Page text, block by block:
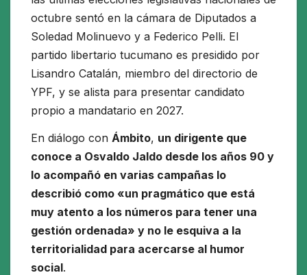
octubre sentó en la cámara de Diputados a
Soledad Molinuevo y a Federico Pelli. El
partido libertario tucumano es presidido por
Lisandro Catalán, miembro del directorio de
YPF, y se alista para presentar candidato
propio a mandatario en 2027.
En diálogo con Ámbito, un dirigente que
conoce a Osvaldo Jaldo desde los años 90 y
lo acompañó en varias campañas lo
describió como «un pragmático que está
muy atento a los números para tener una
gestión ordenada» y no le esquiva a la
territorialidad para acercarse al humor
social.